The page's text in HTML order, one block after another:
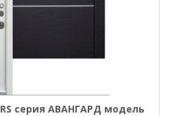
серия АВАНГАРД модель